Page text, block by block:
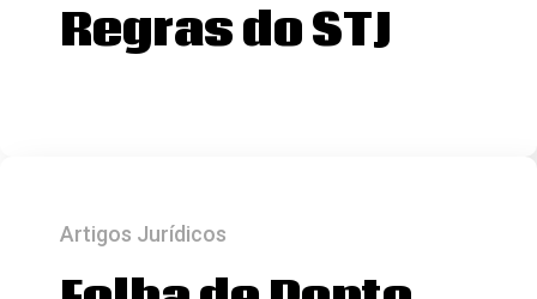
Regras do STJ
Artigos Jurídicos